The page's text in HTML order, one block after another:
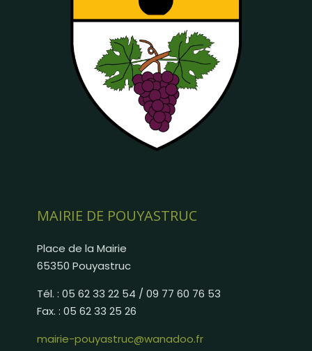
MAIRIE DE POUYASTRUC
Place de la Mairie
65350 Pouyastruc
Tél. : 05 62 33 22 54 / 09 77 60 76 53
Fax. : 05 62 33 25 26
mairie-pouyastruc@wanadoo.fr